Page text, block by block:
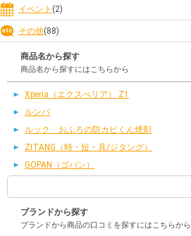
イベント (2)
その他(88)
商品名から探す
商品名から探すにはこちらから
Xperia（エクスぺリア） Z1
ルンバ
ルック おふろの防カビくん煙剤
ZITANG（時・短・具/ジタング）
GOPAN（ゴパン）
ブランドから探す
ブランドから商品の口コミを探すにはこちらから